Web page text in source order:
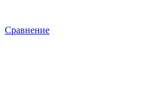
Сравнение